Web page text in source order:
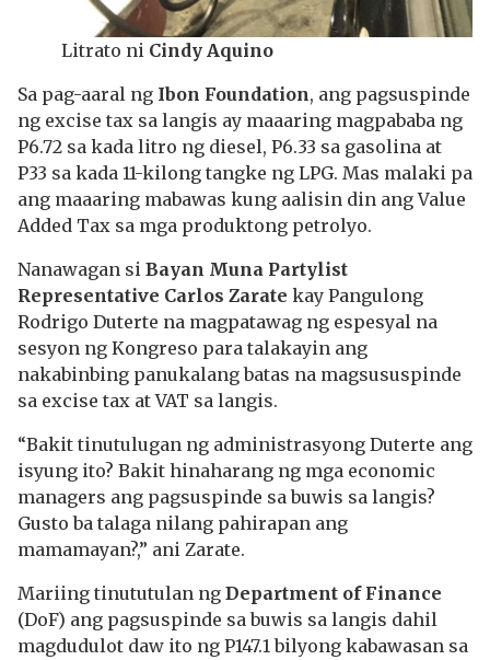
Litrato ni Cindy Aquino
Sa pag-aaral ng Ibon Foundation, ang pagsuspinde
ng excise tax sa langis ay maaaring magpababa ng
P6.72 sa kada litro ng diesel, P6.33 sa gasolina at
P33 sa kada 11-kilong tangke ng LPG. Mas malaki pa
ang maaaring mabawas kung aalisin din ang Value
Added Tax sa mga produktong petrolyo.
Nanawagan si Bayan Muna Partylist
Representative Carlos Zarate kay Pangulong
Rodrigo Duterte na magpatawag ng espesyal na
sesyon ng Kongreso para talakayin ang
nakabinbing panukalang batas na magsususpinde
sa excise tax at VAT sa langis.
“Bakit tinutulugan ng administrasyong Duterte ang
isyung ito? Bakit hinaharang ng mga economic
managers ang pagsuspinde sa buwis sa langis?
Gusto ba talaga nilang pahirapan ang
mamamayan?,” ani Zarate.
Mariing tinututulan ng Department of Finance
(DoF) ang pagsuspinde sa buwis sa langis dahil
magdudulot daw ito ng P147.1 bilyong kabawasan sa